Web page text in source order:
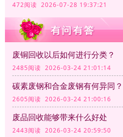
472阅读 2026-07-28 19:37:21
废铜回收以后如何进行分类？
2485阅读 2026-03-24 21:01:14
碳素废钢和合金废钢有何异同？
2605阅读 2026-03-24 21:00:16
废品回收能够带来什么好处
2443阅读 2026-03-24 20:59:50